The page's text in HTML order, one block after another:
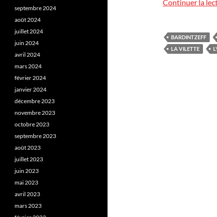
Continuer la
BARDINTZEFF
LA VILETTE
septembre 2024
août 2024
juillet 2024
juin 2024
avril 2024
mars 2024
février 2024
janvier 2024
décembre 2023
novembre 2023
octobre 2023
septembre 2023
août 2023
juillet 2023
juin 2023
mai 2023
avril 2023
mars 2023